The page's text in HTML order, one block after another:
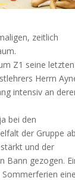
zeitlich
Z1 seine letzten
Herrn
intensiv an
bei den
der Gruppe
und der
Bann gezogen.